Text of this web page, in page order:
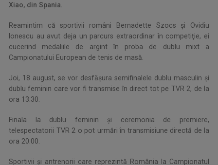
Xiao, din Spania.
Reamintim că sportivii români Bernadette Szocs și Ovidiu
Ionescu au avut deja un parcurs extraordinar în competiţie, ei
cucerind medaliile de argint în proba de dublu mixt a
Campionatului European de tenis de masă.
Joi, 18 august, se vor desfăşura semifinalele dublu masculin şi
dublu feminin care vor fi transmise în direct tot pe TVR 2, de la
ora 13:30.
Finala la dublu feminin şi ceremonia de premiere,
telespectatorii TVR 2 o pot urmări în transmisiune directă de la
ora 20:00.
Sportivii și antrenorii care reprezintă România la Campionatul